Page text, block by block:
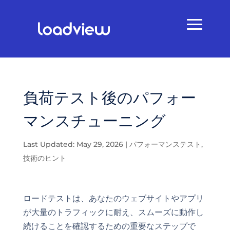
負荷テスト後のパフォー
マンスチューニング
Last Updated: May 29, 2026| パフォーマンステスト,
技術のヒント
ロードテストは、あなたのウェブサイトやアプリ
が大量のトラフィックに耐え、スムーズに動作し
続けることを確認するための重要なステップで